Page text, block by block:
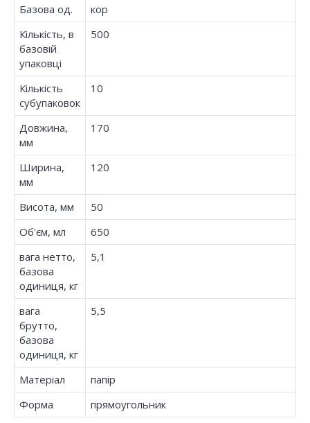
Базова од.
кор
Кількість, в
базовій
упаковці
500
Кількість
субупаковок
10
Довжина,
мм
170
Ширина,
мм
120
Висота, мм
50
Об'єм, мл
650
вага нетто,
базова
одиниця, кг
5,1
вага
брутто,
базова
одиниця, кг
5,5
Матеріал
папір
Форма
прямоугольник